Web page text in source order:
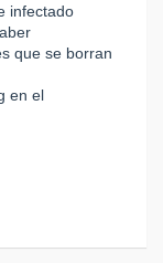
infectado
que se borran
en el